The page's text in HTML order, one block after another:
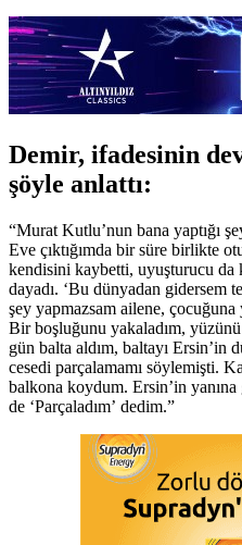
Demir, ifadesinin
şöyle anlattı:
“Murat Kutlu’nun bana yaptığı
Eve çıktığımda bir süre birlikte
kendisini kaybetti, uyuşturucu da
dayadı. ‘Bu dünyadan gidersem
şey yapmazsam ailene, çocuğuna
Bir boşluğunu yakaladım,
gün balta aldım, baltayı Ersin’in
cesedi parçalamamı söylemişti.
balkona koydum. Ersin’in yanına
de ‘Parçaladım’ dedim.”